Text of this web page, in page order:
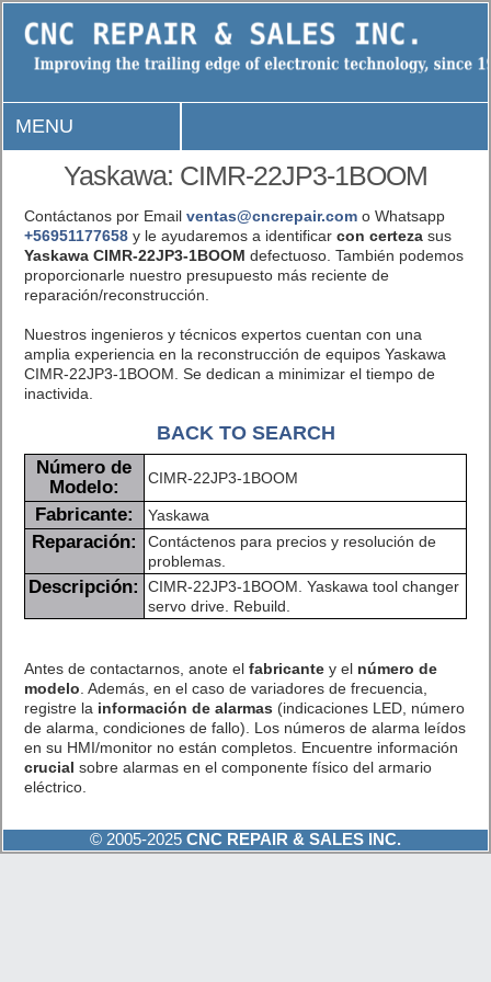
MENU
Yaskawa: CIMR-22JP3-1BOOM
Contáctanos por Email ventas@cncrepair.como Whatsapp
+56951177658y le ayudaremos a identificar con certezasus
Yaskawa CIMR-22JP3-1BOOM defectuoso. También podemos
proporcionarle nuestro presupuesto más reciente de
reparación/reconstrucción.
Nuestros ingenieros y técnicos expertos cuentan con una
amplia experiencia en la reconstrucción de equipos Yaskawa
CIMR-22JP3-1BOOM. Se dedican a minimizar el tiempo de
inactivida.
BACK TO SEARCH
Número de
Modelo:
CIMR-22JP3-1BOOM
Fabricante: Yaskawa
Reparación:
Contáctenos para precios y resolución de
problemas.
Descripción:
CIMR-22JP3-1BOOM. Yaskawa tool changer
servo drive. Rebuild.
Antes de contactarnos, anote el fabricantey el número de
modelo . Además, en el caso de variadores de frecuencia,
registre la información de alarmas (indicaciones LED, número
de alarma, condiciones de fallo). Los números de alarma leídos
en su HMI/monitor no están completos. Encuentre información
crucial sobre alarmas en el componente físico del armario
eléctrico.
© 2005-2025 CNC REPAIR & SALES INC.